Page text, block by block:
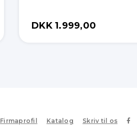
DKK 1.999,00
Firmaprofil Katalog Skriv til os